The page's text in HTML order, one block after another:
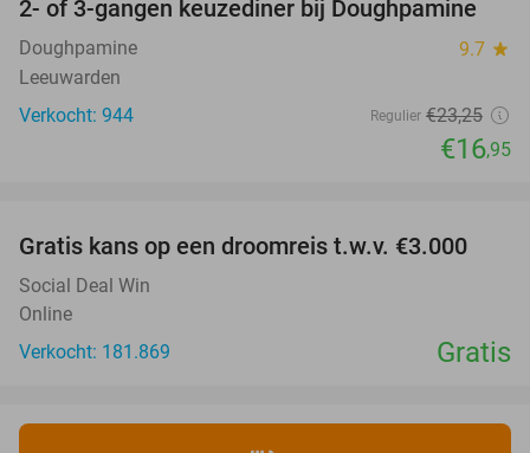
27%
2- of 3-gangen keuzediner bij Doughpamine
Doughpamine 9.7 star
Leeuwarden
Verkocht: 944
Regulier €23,25
€16,95
Gratis kans op een droomreis t.w.v. €3.000
Social Deal Win
Online
Verkocht: 181.869
Gratis